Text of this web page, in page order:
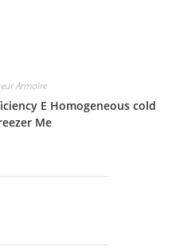
Armoire
E Homogeneous cold
Me